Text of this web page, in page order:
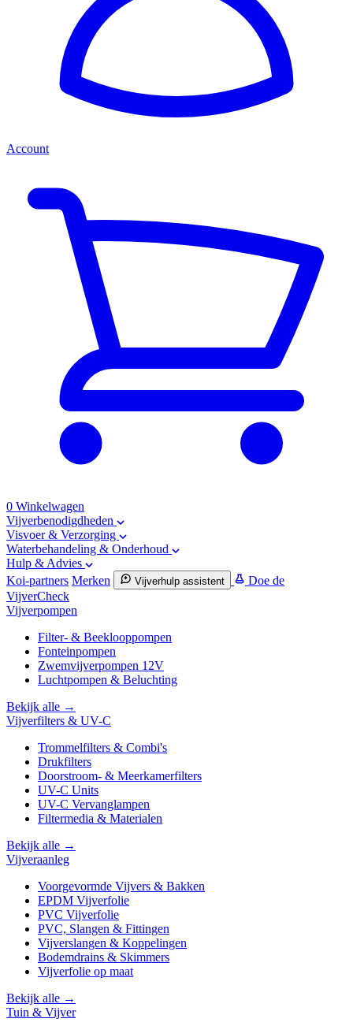
Account
0 Winkelwagen
Vijverbenodigdheden
Visvoer & Verzorging
Waterbehandeling & Onderhoud
Hulp & Advies
Koi-partners Merken Vijverhulp assistent
Doe de
VijverCheck
Vijverpompen
Filter- & Beeklooppompen
Fonteinpompen
Zwemvijverpompen 12V
Luchtpompen & Beluchting
Bekijk alle →
Vijverfilters & UV-C
Trommelfilters & Combi's
Drukfilters
Doorstroom- & Meerkamerfilters
UV-C Units
UV-C Vervanglampen
Filtermedia & Materialen
Bekijk alle →
Vijveraanleg
Voorgevormde Vijvers & Bakken
EPDM Vijverfolie
PVC Vijverfolie
PVC, Slangen & Fittingen
Vijverslangen & Koppelingen
Bodemdrains & Skimmers
Vijverfolie op maat
Bekijk alle →
Tuin & Vijver